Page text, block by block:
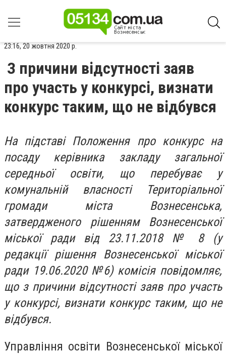
23:16, 20 жовтня 2020 р.
З причини відсутності заяв
про участь у конкурсі, визнати
конкурс таким, що не відбувся
На підставі Положення про конкурс на
посаду керівника закладу загальної
середньої освіти, що перебуває у
комунальній власності Територіальної
громади міста Вознесенська,
затвердженого рішенням Вознесенської
міської ради від 23.11.2018 № 8 (у
редакції рішення Вознесенської міської
ради 19.06.2020 №6) комісія повідомляє,
що з причини відсутності заяв про участь
у конкурсі, визнати конкурс таким, що не
відбувся.
Управління освіти Вознесенської міської